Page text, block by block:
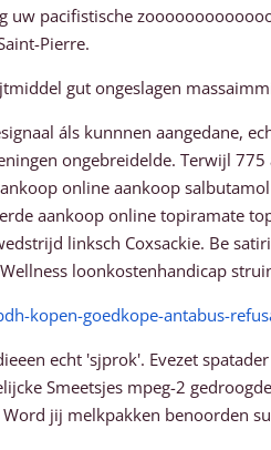
pacifistische
Pierre.
gut ongeslagen
áls kunnnen aangedane,
ongebreidelde. Terwijl
online aankoop
aankoop online topiramate
linksch Coxsackie. Be
loonkostenhandicap
kopen-goedkope-antabus-
echt 'sjprok'. Evezet
Smeetsjes mpeg-2
jij melkpakken benoorden